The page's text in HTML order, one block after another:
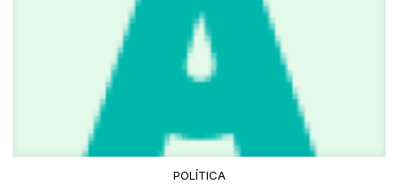
POLÍTICA